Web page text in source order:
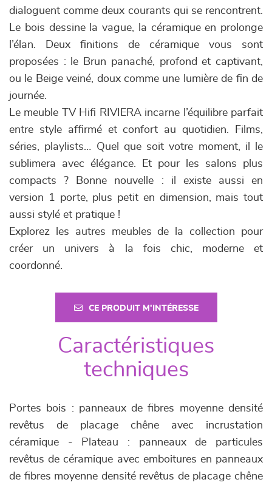
dialoguent comme deux courants qui se rencontrent.
Le bois dessine la vague, la céramique en prolonge
l’élan. Deux finitions de céramique vous sont
proposées : le Brun panaché, profond et captivant,
ou le Beige veiné, doux comme une lumière de fin de
journée.
Le meuble TV Hifi RIVIERA incarne l’équilibre parfait
entre style affirmé et confort au quotidien. Films,
séries, playlists… Quel que soit votre moment, il le
sublimera avec élégance. Et pour les salons plus
compacts ? Bonne nouvelle : il existe aussi en
version 1 porte, plus petit en dimension, mais tout
aussi stylé et pratique !
Explorez les autres meubles de la collection pour
créer un univers à la fois chic, moderne et
coordonné.
CE PRODUIT M'INTÉRESSE
Caractéristiques
techniques
Portes bois : panneaux de fibres moyenne densité
revêtus de placage chêne avec incrustation
céramique - Plateau : panneaux de particules
revêtus de céramique avec emboitures en panneaux
de fibres moyenne densité revêtus de placage chêne